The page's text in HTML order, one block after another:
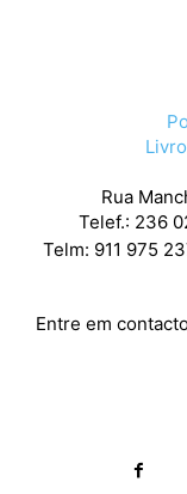
Rua
Telef.: 236
Telm: 911 975
Entre em